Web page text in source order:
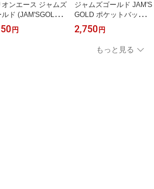
オンエース ジャムズ
ルド (JAM'SGOLD)
シートバッグ J
【カーキ】バイ
円
ジャムズゴールド JAM'S
GOLD ポケットバッグ J
GB-1028 デニム バイク
汎用 ベルト付き 車載バ
2,750 円
もっと見る